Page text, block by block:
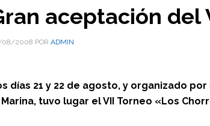
aceptación del
08/2008 POR ADMIN
días 21 y 22 de agosto, y organizado
tuvo lugar el VII Torneo «Los